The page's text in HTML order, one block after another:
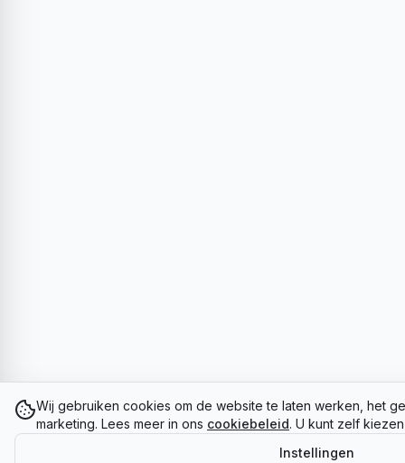
Wij gebruiken cookies om de website te laten werken, het
marketing. Lees meer in ons cookiebeleid. U kunt zelf
Instellingen